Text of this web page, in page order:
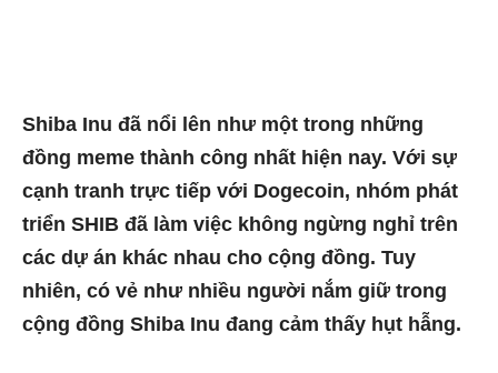
Shiba Inu đã nổi lên như một trong những
đồng meme thành công nhất hiện nay. Với sự
cạnh tranh trực tiếp với Dogecoin, nhóm phát
triển SHIB đã làm việc không ngừng nghỉ trên
các dự án khác nhau cho cộng đồng. Tuy
nhiên, có vẻ như nhiều người nắm giữ trong
cộng đồng Shiba Inu đang cảm thấy hụt hẫng.